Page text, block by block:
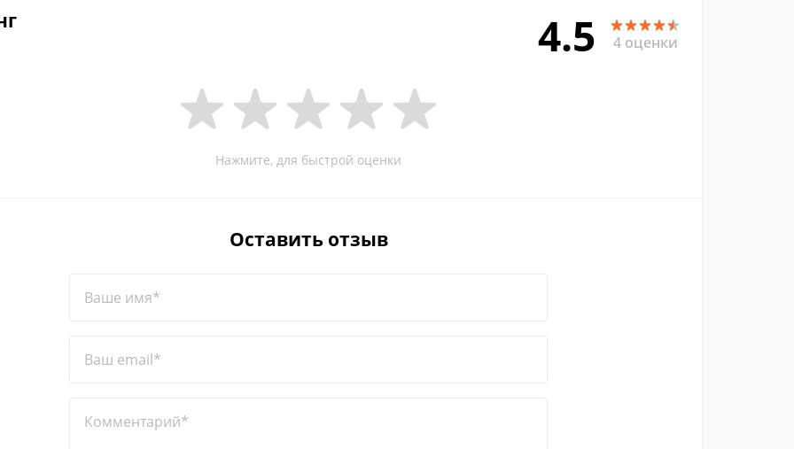
4.5 4 оценки
Нажмите, для быстрой оценки
Оставить отзыв
Ваше имя*
Ваш email*
Комментарий*